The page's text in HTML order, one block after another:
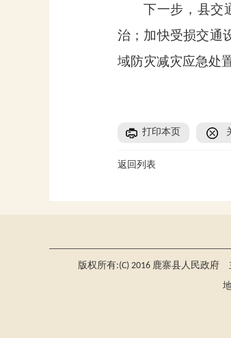
下一步，县交
治；加快受损交通
域防灾减灾应急处
打印本页
返回列表
版权所有:(C) 2016 鹿寨县人民政